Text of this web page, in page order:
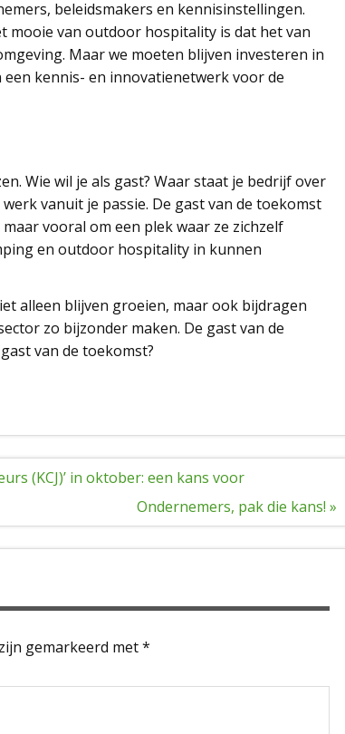
beleidsmakers en kennisinstellingen.
mooie van outdoor hospitality is dat het van
Maar we moeten blijven investeren in
kennis- en innovatienetwerk voor de
Wie wil je als gast? Waar staat je bedrijf over
vanuit je passie. De gast van de toekomst
vooral om een plek waar ze zichzelf
en outdoor hospitality in kunnen
alleen blijven groeien, maar ook bijdragen
zo bijzonder maken. De gast van de
van de toekomst?
(KCJ)’ in oktober: een kans voor
Ondernemers, pak die kans! »
gemarkeerd met*